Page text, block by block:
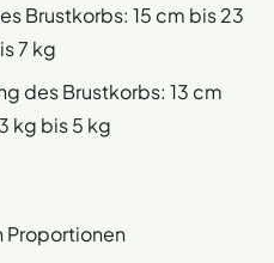
Brustkorbs: 15 cm bis 23
7 kg
des Brustkorbs: 13 cm
kg bis 5 kg
Proportionen